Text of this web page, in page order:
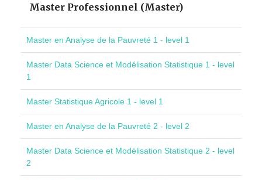
Master Professionnel (Master)
Master en Analyse de la Pauvreté 1 - level 1
Master Data Science et Modélisation Statistique 1 - level
1
Master Statistique Agricole 1 - level 1
Master en Analyse de la Pauvreté 2 - level 2
Master Data Science et Modélisation Statistique 2 - level
2